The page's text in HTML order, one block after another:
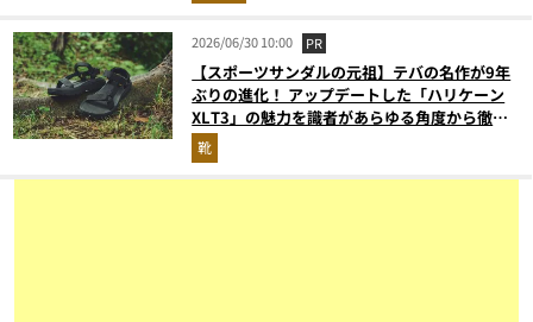
2026/06/30 10:00 PR
【スポーツサンダルの元祖】テバの名作が9年
ぶりの進化！ アップデートした「ハリケーン
XLT3」の魅力を識者があらゆる角度から徹底
解説！
靴